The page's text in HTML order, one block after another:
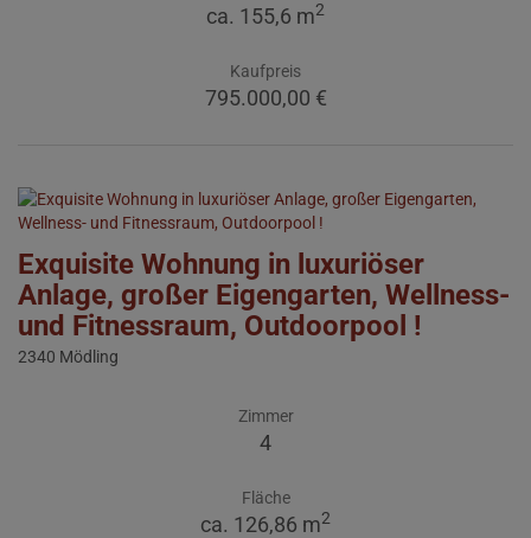
ca. 155,6 m2
Kaufpreis
795.000,00 €
Exquisite Wohnung in luxuriöser
Anlage, großer Eigengarten, Wellness-
und Fitnessraum, Outdoorpool !
2340 Mödling
Zimmer
4
Fläche
ca. 126,86 m2